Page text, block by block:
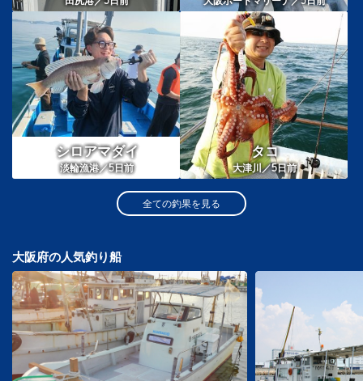
シロアマダイ
淡輪漁港／5日前
タコ
大津川／5日前
全ての釣果を見る
大阪府の人気釣り船